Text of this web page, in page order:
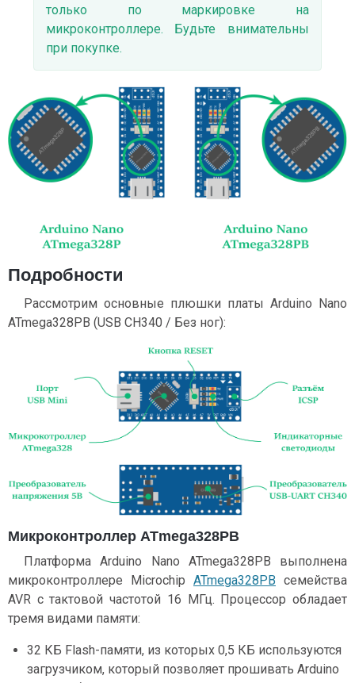
только по маркировке на
микроконтроллере. Будьте внимательны
при покупке.
Подробности
Рассмотрим основные плюшки платы Arduino Nano
ATmega328PB (USB CH340 / Без ног):
Микроконтроллер ATmega328PB
Платформа Arduino Nano ATmega328PB выполнена
микроконтроллере Microchip ATmega328PB семейства
AVR с тактовой частотой 16 МГц. Процессор обладает
тремя видами памяти:
32 КБ Flash-памяти, из которых 0,5 КБ используются
загрузчиком, который позволяет прошивать Arduino